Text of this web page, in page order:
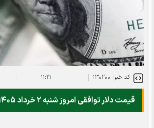
کد خبر: ۱۳۰۲۰۰ ۱۱:۲۱
قیمت دلار توافقی امروز شنبه ۲ خرداد ۱۴۰۵ افزایشی است.